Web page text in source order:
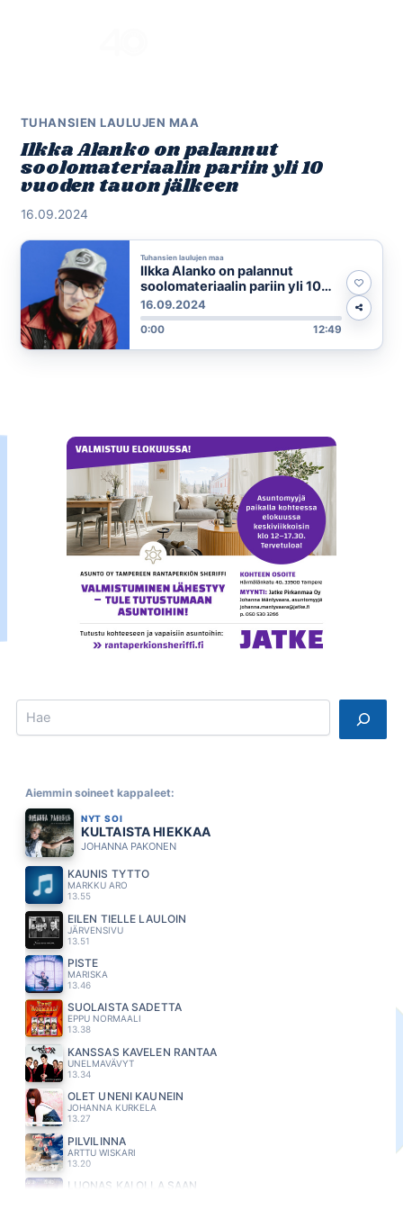
TUHANSIEN LAULUJEN MAA
Ilkka Alanko on palannut
soolomateriaalin pariin yli 10
vuoden tauon jälkeen
16.09.2024
Tuhansien laulujen maa
Ilkka Alanko on palannut
soolomateriaalin pariin yli 10
vuoden tauon jälkeen
16.09.2024
0:00 12:49
Search
Aiemmin soineet kappaleet:
NYT SOI
KULTAISTA HIEKKAA
JOHANNA PAKONEN
KAUNIS TYTTO
MARKKU ARO
13.55
EILEN TIELLE LAULOIN
JÄRVENSIVU
13.51
PISTE
MARISKA
13.46
SUOLAISTA SADETTA
EPPU NORMAALI
13.38
KANSSAS KAVELEN RANTAA
UNELMAVÄVYT
13.34
OLET UNENI KAUNEIN
JOHANNA KURKELA
13.27
PILVILINNA
ARTTU WISKARI
13.20
LUONAS KAI OLLA SAAN